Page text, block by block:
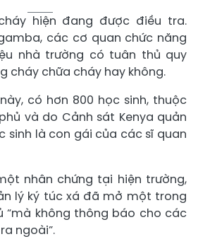
hiện đang được điều tra.
các cơ quan chức năng
nhà trường có tuân thủ quy
cháy chữa cháy hay không.
có hơn 800 học sinh, thuộc
và do Cảnh sát Kenya quản
sinh là con gái của các sĩ quan
nhân chứng tại hiện trường,
lý ký túc xá đã mở một trong
“mà không thông báo cho các
ngoài”.